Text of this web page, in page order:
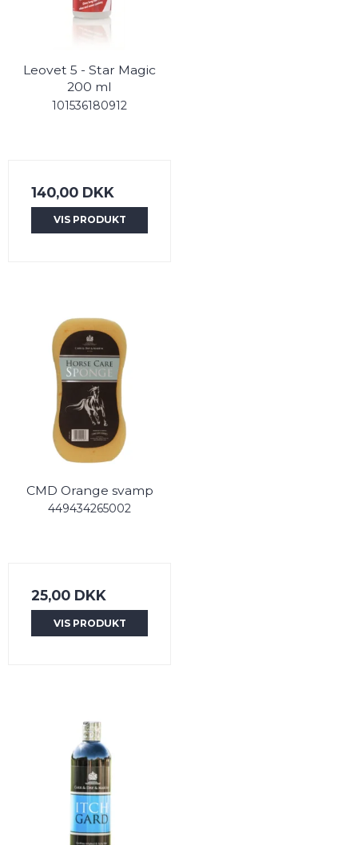
Leovet 5 - Star Magic
200 ml
101536180912
140,00 DKK
VIS PRODUKT
CMD Orange svamp
449434265002
25,00 DKK
VIS PRODUKT